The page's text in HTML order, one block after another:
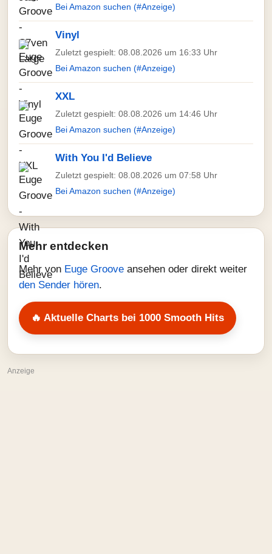
Bei Amazon suchen (#Anzeige)
Vinyl
Zuletzt gespielt: 08.08.2026 um 16:33 Uhr
Bei Amazon suchen (#Anzeige)
XXL
Zuletzt gespielt: 08.08.2026 um 14:46 Uhr
Bei Amazon suchen (#Anzeige)
With You I'd Believe
Zuletzt gespielt: 08.08.2026 um 07:58 Uhr
Bei Amazon suchen (#Anzeige)
Mehr entdecken
Mehr von Euge Groove ansehen oder direkt weiter
den Sender hören.
🔥 Aktuelle Charts bei 1000 Smooth Hits
Anzeige